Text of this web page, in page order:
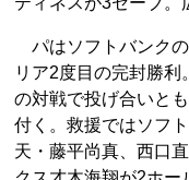
パはソフトバンク
リア2度目の完封勝利
の対戦で投げ合いと
付く。救援ではソフ
天・藤平尚真、西口